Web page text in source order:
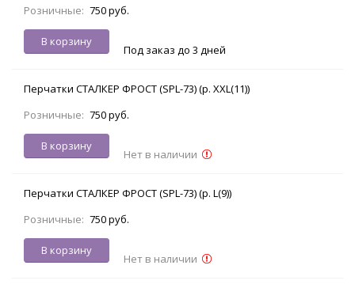
Розничные: 750 руб.
В корзину
Под заказ до 3 дней
Перчатки СТАЛКЕР ФРОСТ (SPL-73) (р. XXL(11))
Розничные: 750 руб.
В корзину
Нет в наличии
Перчатки СТАЛКЕР ФРОСТ (SPL-73) (р. L(9))
Розничные: 750 руб.
В корзину
Нет в наличии